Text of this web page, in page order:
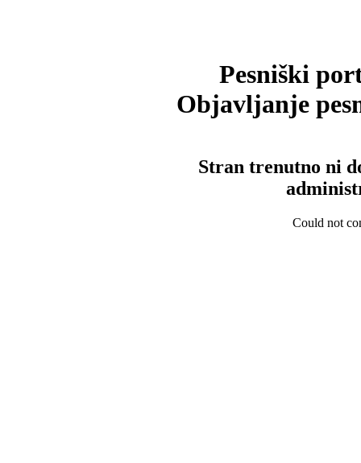
Pesniški
Objavljanje
Stran trenutno ni
Could not